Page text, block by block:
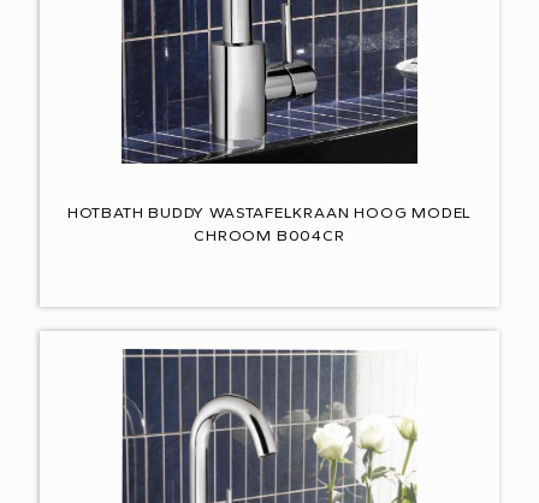
HOTBATH BUDDY WASTAFELKRAAN HOOG MODEL
CHROOM B004CR